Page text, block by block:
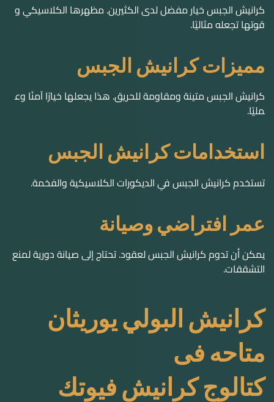
كرانيش الجبس خيار مفضل لدى الكثيرين. مظهرها الكلاسيكي و
قوتها تجعله مثاليًا.
مميزات كرانيش الجبس
كرانيش الجبس متينة ومقاومة للحريق. هذا يجعلها خيارًا آمنًا وع
مليًا.
استخدامات كرانيش الجبس
تستخدم كرانيش الجبس في الديكورات الكلاسيكية والفخمة.
عمر افتراضي وصيانة
يمكن أن تدوم كرانيش الجبس لعقود. تحتاج إلى صيانة دورية لمنع
التشققات.
كرانيش البولي يوريثان
متاحه فى
كتالوج كرانيش فيوتك